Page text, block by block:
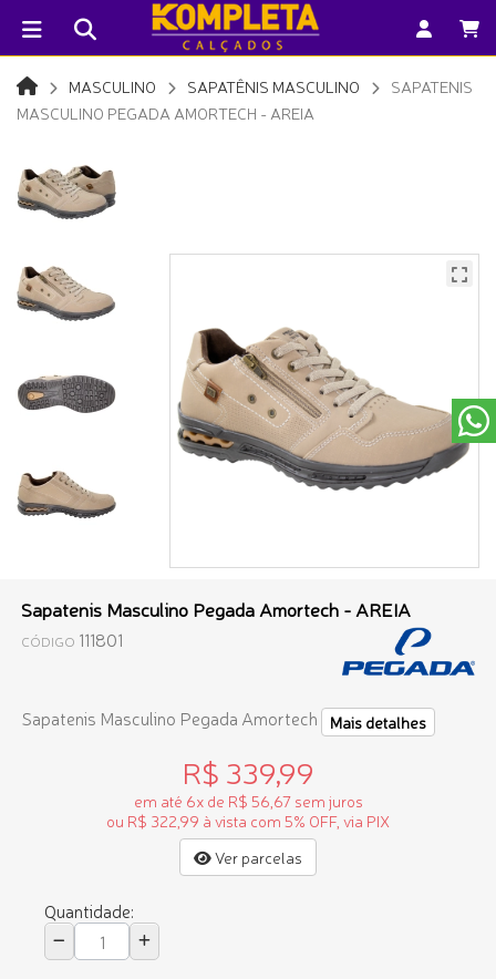
MASCULINO SAPATÊNIS MASCULINO
SAPATENIS
MASCULINO PEGADA AMORTECH - AREIA
Sapatenis Masculino Pegada Amortech - AREIA
CÓDIGO 111801
Sapatenis Masculino Pegada Amortech Mais detalhes
R$ 339,99
em até 6x de R$ 56,67 sem juros
ou R$ 322,99 à vista com 5% OFF, via PIX
Ver parcelas
Quantidade: